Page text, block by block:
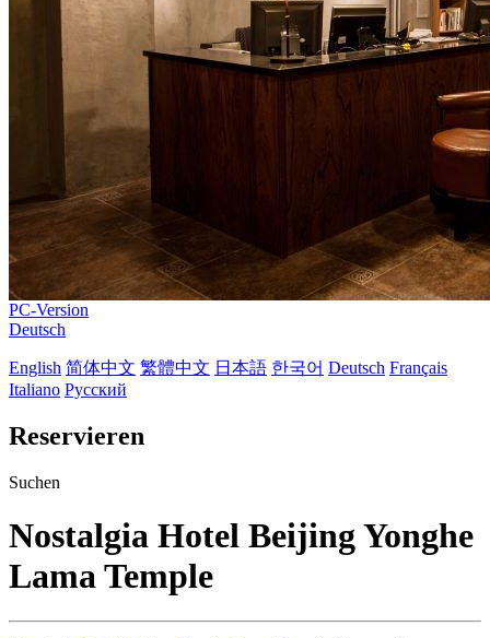
PC-Version
Deutsch
English 简体中文 繁體中文 日本語 한국어 Deutsch Français
Italiano Русский
Reservieren
Suchen
Nostalgia Hotel Beijing Yonghe
Lama Temple